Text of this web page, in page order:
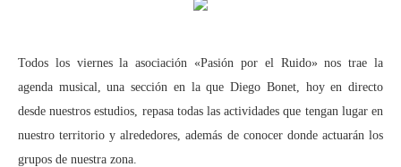
Todos los viernes la asociación «Pasión por el Ruido» nos trae la
agenda musical, una sección en la que Diego Bonet, hoy en directo
desde nuestros estudios, repasa todas las actividades que tengan lugar en
nuestro territorio y alrededores, además de conocer donde actuarán los
grupos de nuestra zona.